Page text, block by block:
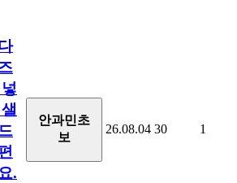
.
안과민초
보
26.08.04 30 1